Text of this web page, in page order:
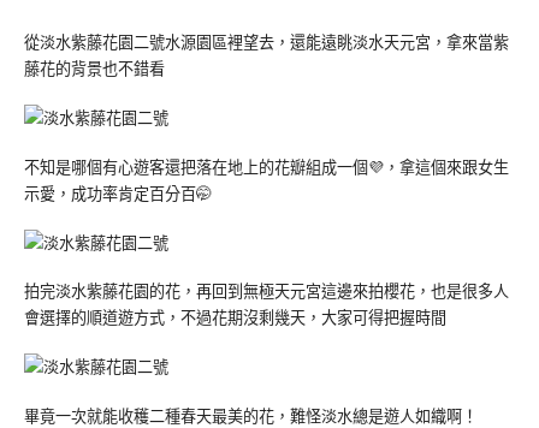
從淡水紫藤花園二號水源園區裡望去，還能遠眺淡水天元宮，拿來當紫
藤花的背景也不錯看
不知是哪個有心遊客還把落在地上的花瓣組成一個💜，拿這個來跟女生
示愛，成功率肯定百分百🤭
拍完淡水紫藤花園的花，再回到無極天元宮這邊來拍櫻花，也是很多人
會選擇的順道遊方式，不過花期沒剩幾天，大家可得把握時間
畢竟一次就能收穫二種春天最美的花，難怪淡水總是遊人如織啊！